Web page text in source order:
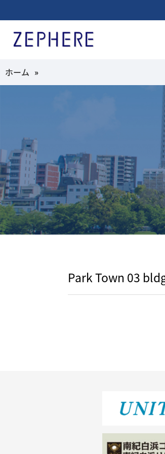
ホーム »
Park Town 03